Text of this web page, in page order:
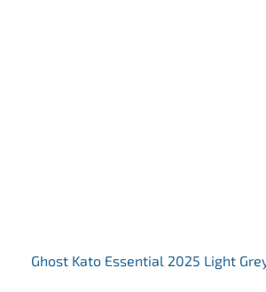
Ghost Kato Essential 2025 Light